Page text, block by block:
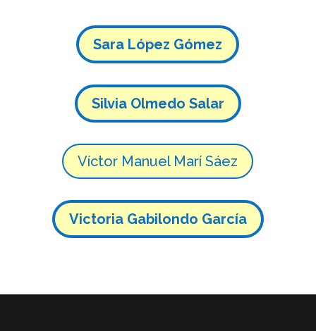
Sara López Gómez
Silvia Olmedo Salar
Víctor Manuel Marí Sáez
Victoria Gabilondo García